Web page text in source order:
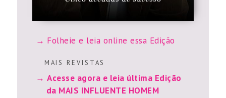
Folheie e leia online essa Edição
M A I S R E V I S T A S
Acesse agora e leia última Edição
da MAIS INFLUENTE HOMEM